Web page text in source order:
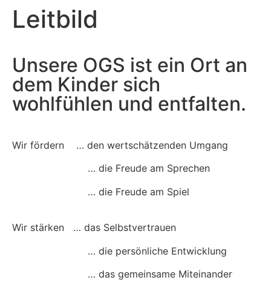
Leitbild
Unsere OGS ist ein Ort an
dem Kinder sich
wohlfühlen und entfalten.
Wir fördern … den wertschätzenden Umgang
… die Freude am Sprechen
… die Freude am Spiel
Wir stärken … das Selbstvertrauen
… die persönliche Entwicklung
… das gemeinsame Miteinander